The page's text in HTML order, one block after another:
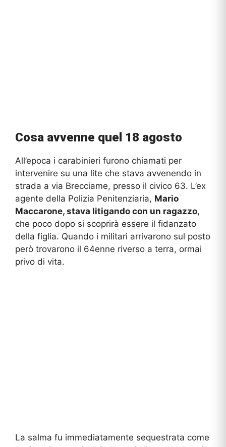
Cosa avvenne quel 18 agosto
All’epoca i carabinieri furono chiamati per
intervenire su una lite che stava avvenendo in
strada a via Brecciame, presso il civico 63. L’ex
agente della Polizia Penitenziaria, Mario
Maccarone, stava litigando con un ragazzo,
che poco dopo si scoprirà essere il fidanzato
della figlia. Quando i militari arrivarono sul posto
però trovarono il 64enne riverso a terra, ormai
privo di vita.
La salma fu immediatamente sequestrata come